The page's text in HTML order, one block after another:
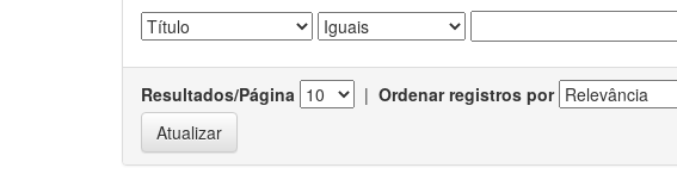
Resultados/Página | Ordenar registros por